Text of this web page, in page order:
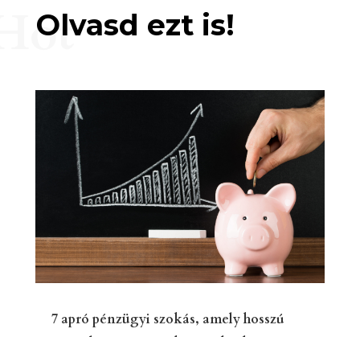
Olvasd ezt is!
7 apró pénzügyi szokás, amely hosszú